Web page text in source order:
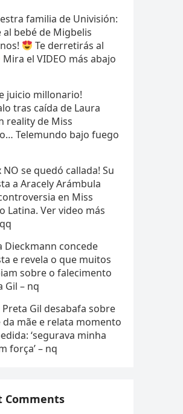
familia de Univisión:
al bebé de Migbelis
Te derretirás al
Mira el VIDEO más abajo
juicio millonario!
tras caída de Laura
reality de Miss
Telemundo bajo fuego
NO se quedó callada! Su
a Aracely Arámbula
en Miss
Latina. Ver video más
Dieckmann concede
e revela o que muitos
sobre o falecimento
Gil – nq
Preta Gil desabafa sobre
mãe e relata momento
‘segurava minha
força’ – nq
Comments